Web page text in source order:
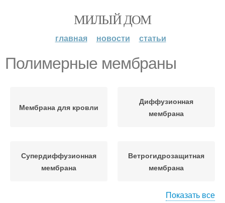
МИЛЫЙ ДОМ
главная новости статьи
Полимерные мембраны
Мембрана для кровли
Диффузионная
мембрана
Супердиффузионная
мембрана
Ветрогидрозащитная
мембрана
Показать все